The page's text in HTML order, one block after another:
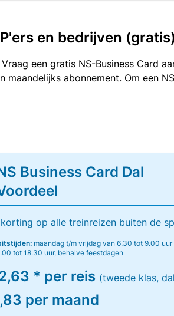
en bedrijven (gratis)
een gratis NS-Business Card
abonnement. Om een
Business Card Dal
op alle treinreizen buiten de
maandag t/m vrijdag van 6.30 tot 9.00 uur
tot 18.30 uur, behalve feestdagen
* per reis (tweede klas,
per maand